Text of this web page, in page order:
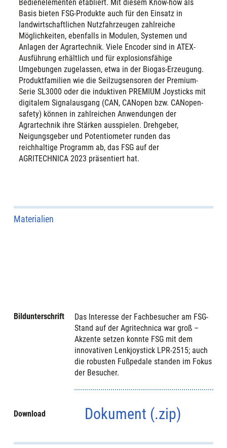
Bedienelementen etabliert. Mit diesem Know-how als
Basis bieten FSG-Produkte auch für den Einsatz in
landwirtschaftlichen Nutzfahrzeugen zahlreiche
Möglichkeiten, ebenfalls in Modulen, Systemen und
Anlagen der Agrartechnik. Viele Encoder sind in ATEX-
Ausführung erhältlich und für explosionsfähige
Umgebungen zugelassen, etwa in der Biogas-Erzeugung.
Produktfamilien wie die Seilzugsensoren der Premium-
Serie SL3000 oder die induktiven PREMIUM Joysticks mit
digitalem Signalausgang (CAN, CANopen bzw. CANopen-
safety) können in zahlreichen Anwendungen der
Agrartechnik ihre Stärken ausspielen. Drehgeber,
Neigungsgeber und Potentiometer runden das
reichhaltige Programm ab, das FSG auf der
AGRITECHNICA 2023 präsentiert hat.
Materialien
Bildunterschrift
Download
Das Interesse der Fachbesucher am FSG-
Stand auf der Agritechnica war groß –
Akzente setzen konnte FSG mit dem
innovativen Lenkjoystick LPR-2515; auch
die robusten Fußpedale standen im Fokus
der Besucher.
Dokument (.zip)